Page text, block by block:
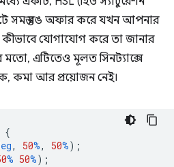
সমস্ত রঙ অফার করে যখন আপনার
কীভাবে যোগাযোগ করে তা জানার
এটিতেও মূলত সিনট্যাক্সে
কমা আর প্রয়োজন নেই।
{
, 50%, 50%);
% 50%);